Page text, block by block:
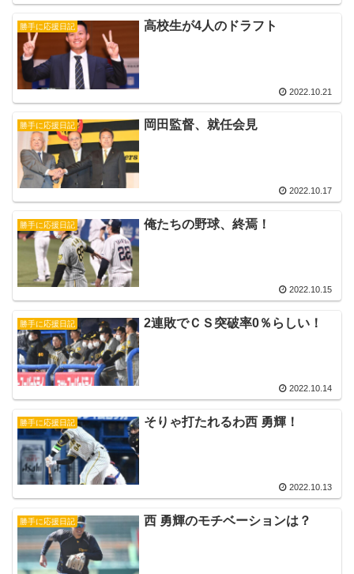
勝手に応援日記 高校生が4人のドラフト
2022.10.21
勝手に応援日記 岡田監督、就任会見
2022.10.17
勝手に応援日記 俺たちの野球、終焉！
2022.10.15
勝手に応援日記 2連敗でＣＳ突破率0％らしい！
2022.10.14
勝手に応援日記 そりゃ打たれるわ西 勇輝！
2022.10.13
勝手に応援日記 西 勇輝のモチベーションは？